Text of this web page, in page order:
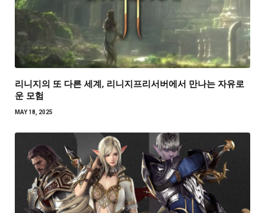
리니지의 또 다른 세계, 리니지프리서버에서 만나는 자유로
운 모험
MAY 18, 2025